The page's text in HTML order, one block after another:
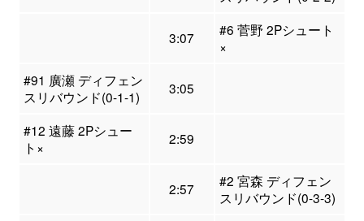
3:07
#6 菅野 2Pシュート
×
#91 廣瀬 ディフェン
スリバウンド(0-1-1)
3:05
#12 遠藤 2Pシュー
ト×
2:59
2:57
#2 宮森 ディフェン
スリバウンド(0-3-3)